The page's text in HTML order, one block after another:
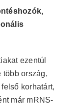
ezentúl
több ország,
felső korhatárt,
már mRNS-